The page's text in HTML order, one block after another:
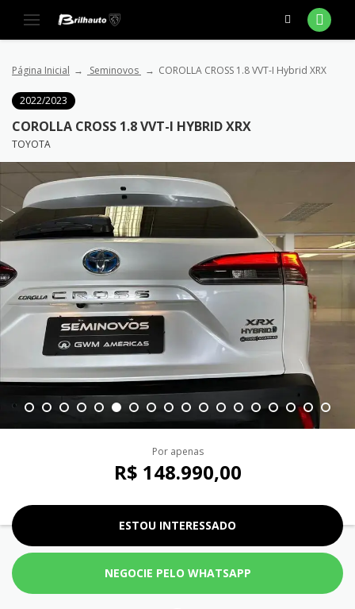
Página Inicial Seminovos COROLLA CROSS 1.8 VVT-I Hybrid XRX
2022/2023
COROLLA CROSS 1.8 VVT-I HYBRID XRX
TOYOTA
Por apenas
R$ 148.990,00
ESTOU INTERESSADO
NEGOCIE PELO WHATSAPP